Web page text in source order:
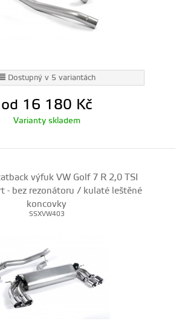
Dostupný v 5 variantách
od 16 180 Kč
Varianty skladem
výfuk VW Golf 7 R 2,0 TSI
- bez rezonátoru / kulaté leštěné
koncovky
SSXVW403